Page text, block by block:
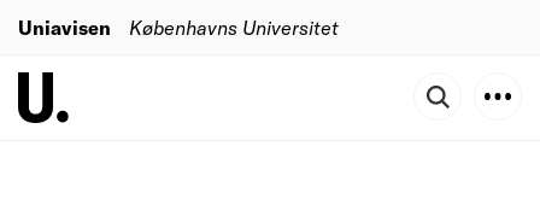
Uniavisen Københavns Universitet